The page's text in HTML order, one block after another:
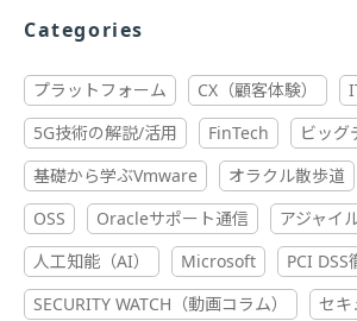
Categories
プラットフォーム CX（顧客体験）
5G技術の解説/活用
FinTech ビッグ
基礎から学ぶVmware
オラクル散歩道
OSS
Oracleサポート通信
アジャイ
人工知能（AI）
Microsoft
PCI DSS
SECURITY WATCH（動画コラム）
セキ